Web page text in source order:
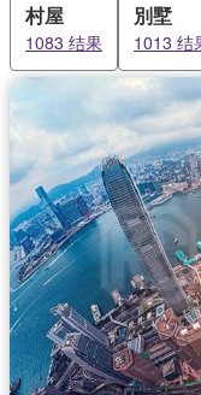
村屋
1083 结果
別墅
1013 结